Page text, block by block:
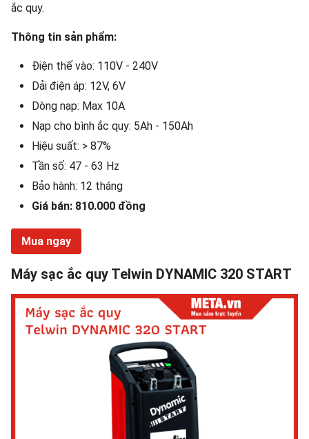
ắc quy.
Thông tin sản phẩm:
Điện thế vào: 110V - 240V
Dải điện áp: 12V, 6V
Dòng nạp: Max 10A
Nạp cho bình ắc quy: 5Ah - 150Ah
Hiệu suất: > 87%
Tần số: 47 - 63 Hz
Bảo hành: 12 tháng
Giá bán: 810.000 đồng
Mua ngay
Máy sạc ắc quy Telwin DYNAMIC 320 START